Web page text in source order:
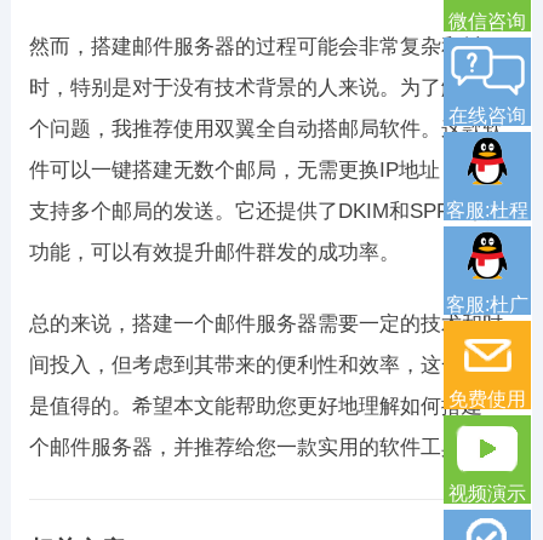
然而，搭建邮件服务器的过程可能会非常复杂和耗
时，特别是对于没有技术背景的人来说。为了解决这
个问题，我推荐使用双翼全自动搭邮局软件。这款软
件可以一键搭建无数个邮局，无需更换IP地址，同时
支持多个邮局的发送。它还提供了DKIM和SPF双认证
功能，可以有效提升邮件群发的成功率。
总的来说，搭建一个邮件服务器需要一定的技术和时
间投入，但考虑到其带来的便利性和效率，这一切都
是值得的。希望本文能帮助您更好地理解如何搭建一
个邮件服务器，并推荐给您一款实用的软件工具。
微信咨询
在线咨询
客服:杜程
客服:杜广
免费使用
视频演示